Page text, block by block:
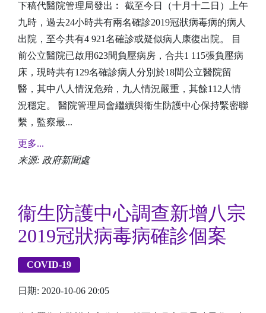
下稿代醫院管理局發出︰ 截至今日（十月十二日）上午
九時，過去24小時共有兩名確診2019冠狀病毒病的病人
出院，至今共有4 921名確診或疑似病人康復出院。 目
前公立醫院已啟用623間負壓病房，合共1 115張負壓病
床，現時共有129名確診病人分別於18間公立醫院留
醫，其中八人情況危殆，九人情況嚴重，其餘112人情
況穩定。 醫院管理局會繼續與衞生防護中心保持緊密聯
繫，監察最...
更多...
来源: 政府新聞處
衞生防護中心調查新增八宗
2019冠狀病毒病確診個案
COVID-19
日期: 2020-10-06 20:05